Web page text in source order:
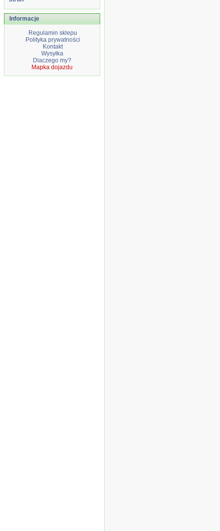
Informacje
Regulamin sklepu
Polityka prywatności
Kontakt
Wysyłka
Dlaczego my?
Mapka dojazdu